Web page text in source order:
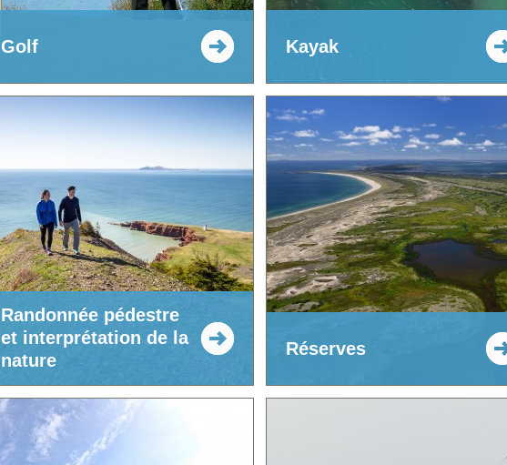
Golf Kayak
Randonnée pédestre
et interprétation de la
nature
Réserves